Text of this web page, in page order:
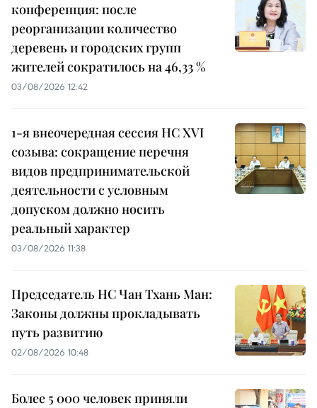
конференция: после
реорганизации количество
деревень и городских групп
жителей сократилось на 46,33 %
03/08/2026 12:42
1-я внеочередная сессия НС XVI
созыва: сокращение перечня
видов предпринимательской
деятельности с условным
допуском должно носить
реальный характер
03/08/2026 11:38
Председатель НС Чан Тхань Ман:
Законы должны прокладывать
путь развитию
02/08/2026 10:48
Более 5 000 человек приняли